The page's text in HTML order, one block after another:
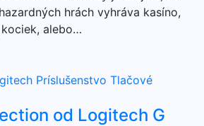
hrách vyhráva kasíno,
alebo…
Príslušenstvo Tlačové
od Logitech G